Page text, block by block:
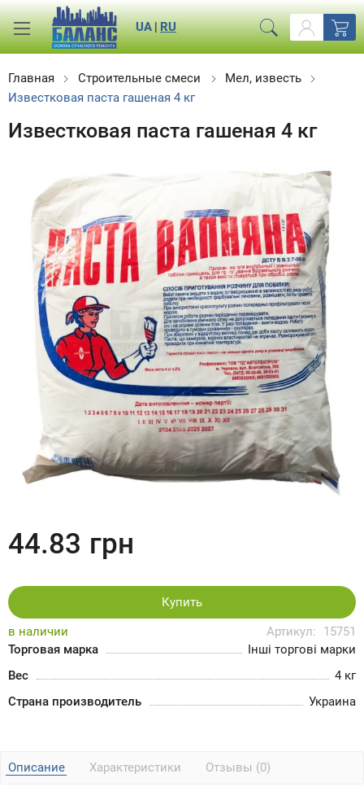
RU
|
UA
Главная Строительные смеси
Мел, известь
Известковая паста гашеная 4 кг
Известковая паста гашеная 4 кг
в наличии Артикул:
15751
Торговая марка
Інші торгові марки
Вес
4 кг
Страна производитель
Украина
44.83 грн
Купить
Описание Характеристики Отзывы (0)